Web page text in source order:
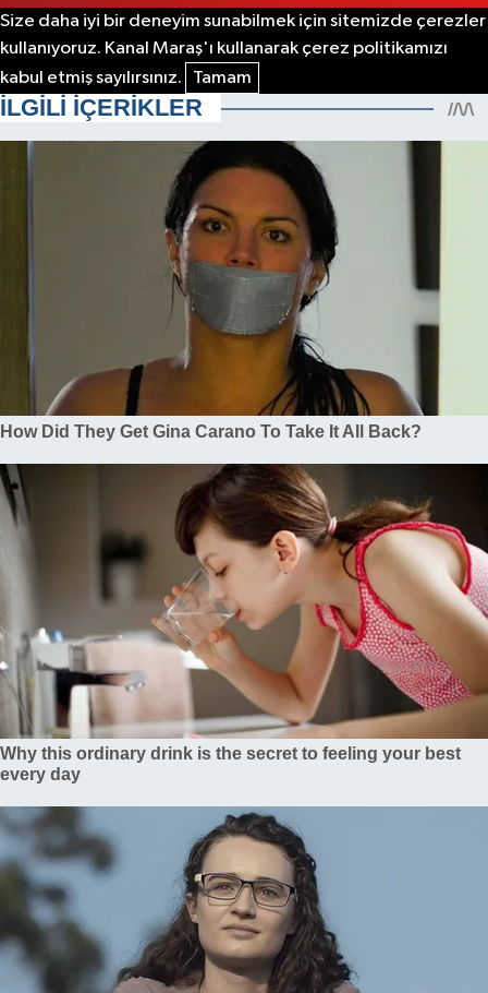
Size daha iyi bir deneyim sunabilmek için sitemizde çerezler
kullanıyoruz. Kanal Maraş'ı kullanarak çerez politikamızı
kabul etmiş sayılırsınız.
Tamam